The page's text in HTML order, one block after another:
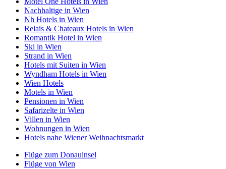
Nachhaltige in Wien
Nh Hotels in Wien
Relais & Chateaux Hotels in Wien
Romantik Hotel in Wien
Ski in Wien
Strand in Wien
Hotels mit Suiten in Wien
Wyndham Hotels in Wien
Wien Hotels
Motels in Wien
Pensionen in Wien
Safarizelte in Wien
Villen in Wien
Wohnungen in Wien
Hotels nahe Wiener Weihnachtsmarkt
Flüge zum Donauinsel
Flüge von Wien